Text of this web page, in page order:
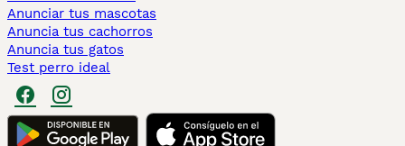
Anunciar tus mascotas
Anuncia tus cachorros
Anuncia tus gatos
Test perro ideal